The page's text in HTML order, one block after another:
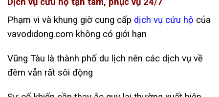
Dịch vụ cứu hộ tận tâm, phục vụ 24/7
Phạm vi và khung giờ cung cấp dịch vụ cứu hộ của
vavodidong.com không có giới hạn
Vũng Tàu là thành phố du lịch nên các dịch vụ về
đêm vẫn rất sôi động